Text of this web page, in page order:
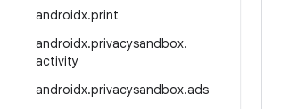
androidx.print
androidx.privacysandbox.
activity
androidx.privacysandbox.ads